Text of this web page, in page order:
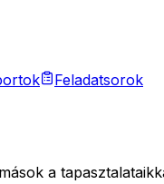
Feladatsorok
a